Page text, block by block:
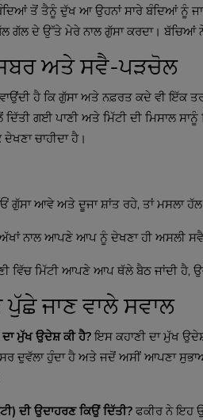
ਬੰਦਿਆਂ ਤੋਂ ਤੈਨੂੰ ਦੁੱਖ ਆ ਉਹਨਾਂ ਸਾਰੇ ਬੰਦਿਆਂ
ਗੱਲ ਦੇ ਉੱਤੇ ਮੇਰੇ ਨਾਲ ਗੁੱਸਾ ਕਰਦਾ। ਬੱਚਿਆਂ
ਅਤੇ ਸਵੈ-ਪੜਚੋਲ
ਹੈ ਕਿ ਗੁੱਸਾ ਅਤੇ ਨਫ਼ਰਤ ਕਦੇ ਵੀ
ਦਿੱਤੀ ਗਈ ਪਾਣੀ ਅਤੇ ਮਿੱਟੀ ਦੀ ਮਿਸਾਲ
ਚਾਹੀਦਾ ਹੈ।
ਗੁੱਸਾ ਆਵੇ ਅਤੇ ਦੂਜਾ ਸ਼ਾਂਤ ਰਹੇ, ਤਾਂ ਮਸਲਾ
ਨਾਲ ਆਪਣੇ ਆਪ ਨੂੰ ਦੇਖਣਾ ਹੀ ਅਸਲੀ
ਵਿੱਚ ਮਿੱਟੀ ਆਪਣੇ ਆਪ ਥੱਲੇ ਬੈਠ ਜਾਂਦੀ ਹੈ,
ਜਾਣ ਵਾਲੇ ਸਵਾਲ
ਮੁੱਖ ਉਦੇਸ਼ ਕੀ ਹੈ?ਇਸ ਕਹਾਣੀ ਦਾ ਮੁੱਖ
ਦੁਵੱਲਾ ਹੁੰਦਾ ਹੈ ਅਤੇ ਜਦੋਂ ਅਸੀਂ ਆਪਣਾ
ਦੀ ਉਦਾਹਰਣ ਕਿਉਂ ਦਿੱਤੀ? ਫਕੀਰ ਨੇ ਇਹ